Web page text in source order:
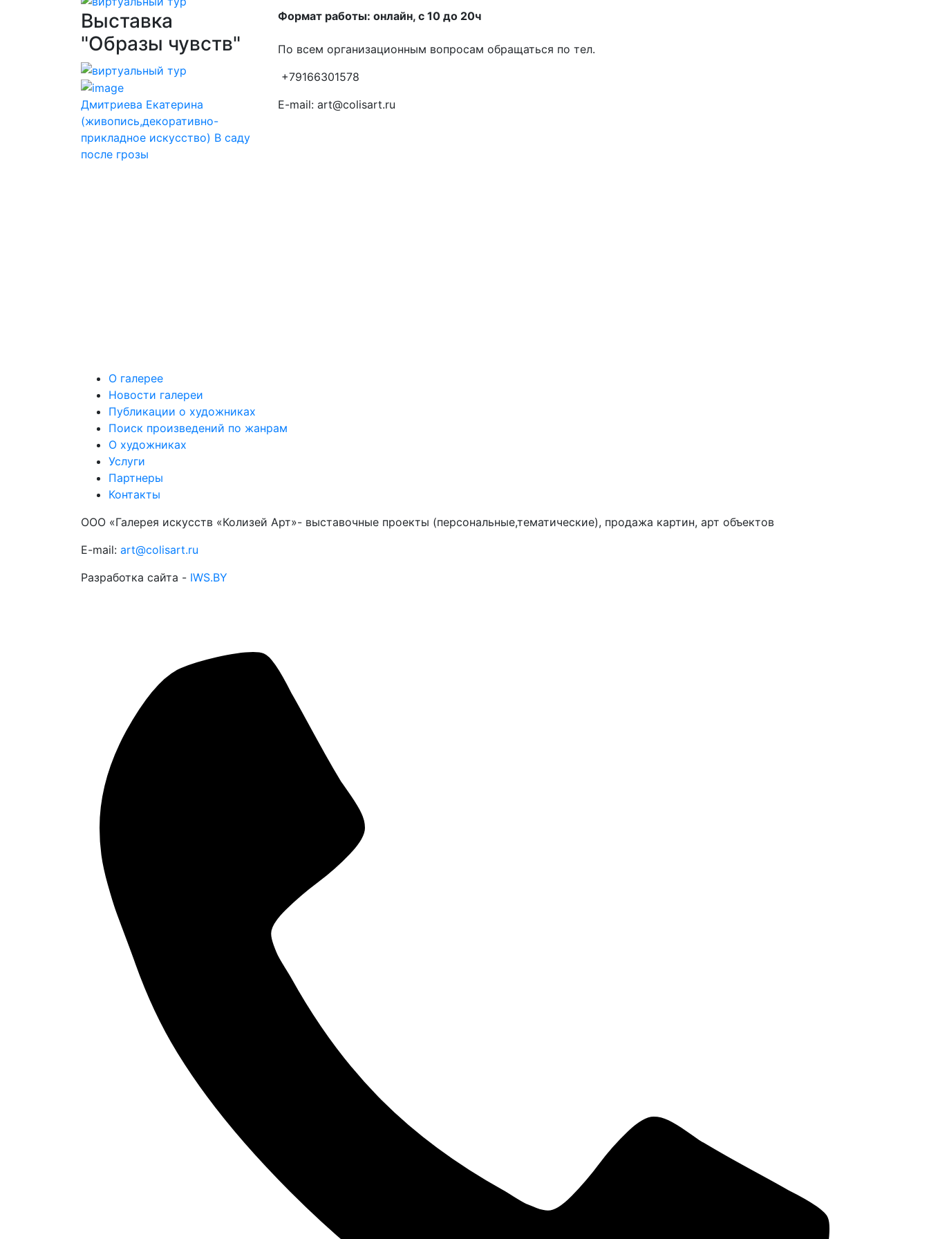
Выставка
"Образы чувств"
Дмитриева Екатерина
(живопись,декоративно-
прикладное искусство) В саду
после грозы
Формат работы: онлайн, с 10 до 20ч
По всем организационным вопросам обращаться по тел.
+79166301578
E-mail: art@colisart.ru
О галерее
Новости галереи
Публикации о художниках
Поиск произведений по жанрам
О художниках
Услуги
Партнеры
Контакты
ООО «Галерея искусств «Колизей Арт»- выставочные проекты (персональные,тематические), продажа картин, арт объектов
E-mail: art@colisart.ru
Разработка сайта - IWS.BY